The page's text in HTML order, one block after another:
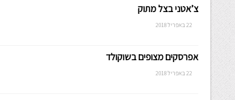
צ’אטני בצל מתוק
22 באפריל 2018
אפרסקים מצופים בשוקולד
22 באפריל 2018